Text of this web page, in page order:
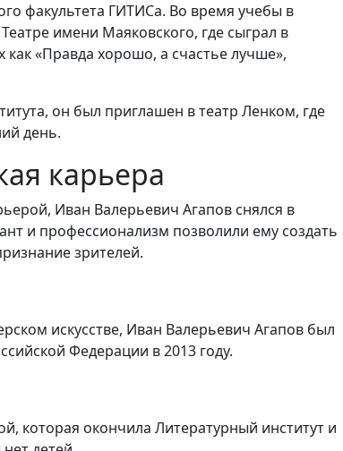
факультета ГИТИСа. Во время учебы в
имени Маяковского, где сыграл в
как «Правда хорошо, а счастье лучше»,
он был приглашен в театр Ленком, где
день.
карьера
Иван Валерьевич Агапов снялся в
и профессионализм позволили ему создать
зрителей.
искусстве, Иван Валерьевич Агапов был
Федерации в 2013 году.
которая окончила Литературный институт и